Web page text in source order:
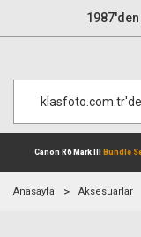
Anasayfa Aksesuarlar